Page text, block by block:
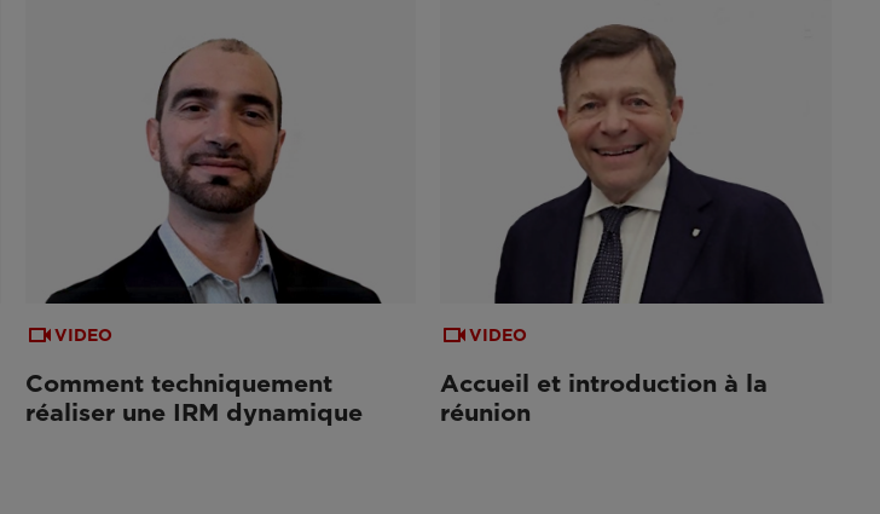
VIDEO
Comment techniquement
réaliser une IRM dynamique
VIDEO
Accueil et introduction à la
réunion